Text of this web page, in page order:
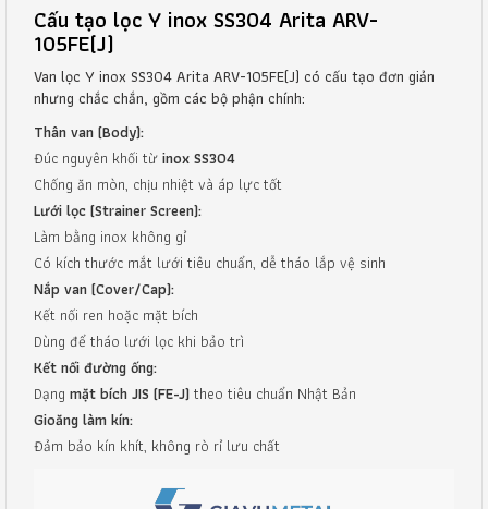
Cấu tạo lọc Y inox SS304 Arita ARV-
105FE(J)
Van lọc Y inox SS304 Arita ARV-105FE(J) có cấu tạo đơn giản
nhưng chắc chắn, gồm các bộ phận chính:
Thân van (Body):
Đúc nguyên khối từinox SS304
Chống ăn mòn, chịu nhiệt và áp lực tốt
Lưới lọc (Strainer Screen):
Làm bằng inox không gỉ
Có kích thước mắt lưới tiêu chuẩn, dễ tháo lắp vệ sinh
Nắp van (Cover/Cap):
Kết nối ren hoặc mặt bích
Dùng để tháo lưới lọc khi bảo trì
Kết nối đường ống:
Dạng mặt bích JIS (FE-J)theo tiêu chuẩn Nhật Bản
Gioăng làm kín:
Đảm bảo kín khít, không rò rỉ lưu chất